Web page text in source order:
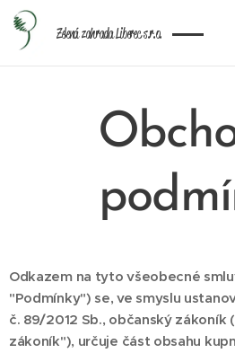
Zelená zahrada Liberec s.r.o.
Odkazem na tyto všeobecné
"Podmínky") se, ve smyslu
č. 89/2012 Sb., občanský zákoník
zákoník"), určuje část obsahu